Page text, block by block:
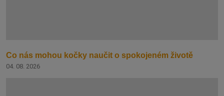
Co nás mohou kočky naučit o spokojeném životě
04. 08. 2026